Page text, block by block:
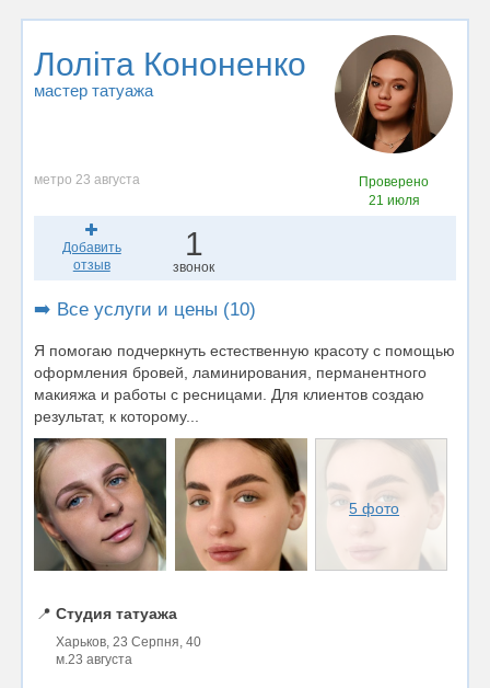
Лоліта Кононенко
мастер татуажа
метро 23 августа
Проверено
21 июля
Добавить
отзыв
1
звонок
➡️ Все услуги и цены (10)
Я помогаю подчеркнуть естественную красоту с помощью
оформления бровей, ламинирования, перманентного
макияжа и работы с ресницами. Для клиентов создаю
результат, к которому...
5 фото
📍 Студия татуажа
Харьков, 23 Серпня, 40
м.23 августа